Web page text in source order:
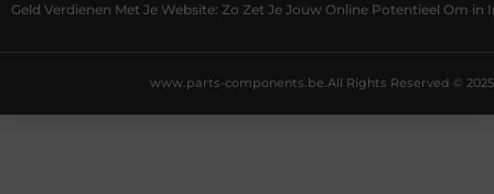
Geld Verdienen Met Je Website: Zo Zet Je Jouw Online Potentieel Om in
All Rights Reserved © 2025
www.parts-components.be.